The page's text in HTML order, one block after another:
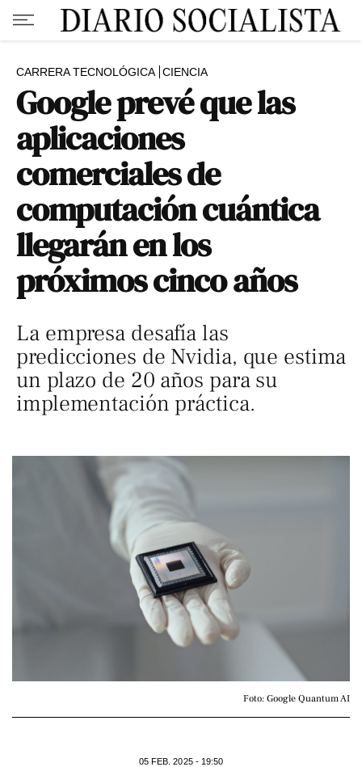
CARRERA TECNOLÓGICA CIENCIA
Google prevé que las
aplicaciones
comerciales de
computación cuántica
llegarán en los
próximos cinco años
La empresa desafía las
predicciones de Nvidia, que estima
un plazo de 20 años para su
implementación práctica.
Foto: Google Quantum AI
05 FEB. 2025 - 19:50